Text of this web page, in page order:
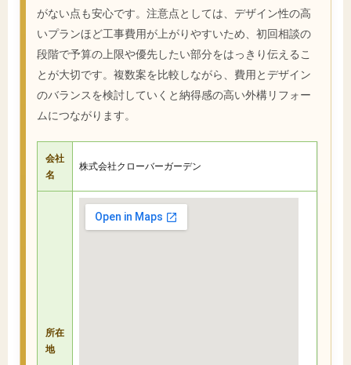
がない点も安心です。注意点としては、デザイン性の高
いプランほど工事費用が上がりやすいため、初回相談の
段階で予算の上限や優先したい部分をはっきり伝えるこ
とが大切です。複数案を比較しながら、費用とデザイン
のバランスを検討していくと納得感の高い外構リフォー
ムにつながります。
会社
名
株式会社クローバーガーデン
所在
地